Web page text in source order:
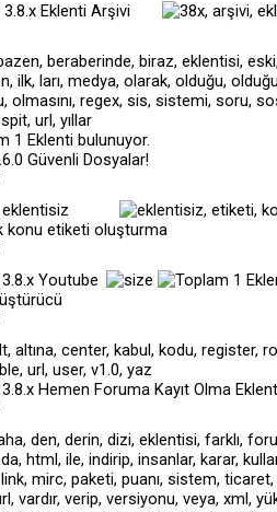
Eklenti Arşivi
Güvenli Dosyalar!
konu etiketi oluşturma
Youtube
Hemen Foruma Kayıt Olma